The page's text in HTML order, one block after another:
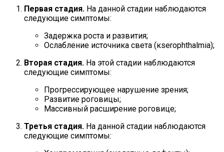
Первая стадия. На данной стадии наблюдаются
следующие симптомы:
Задержка роста и развития;
Ослабление источника света (кserophthalmia);
Вторая стадия. На этой стадии наблюдаются
следующие симптомы:
Прогрессирующее нарушение зрения;
Развитие роговицы;
Массивный расширение роговице;
Третья стадия. На данной стадии наблюдаются
следующие симптомы: